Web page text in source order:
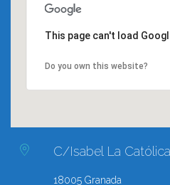
This page can't load
Do you own this website?
C/Isabel La
18005 Granada